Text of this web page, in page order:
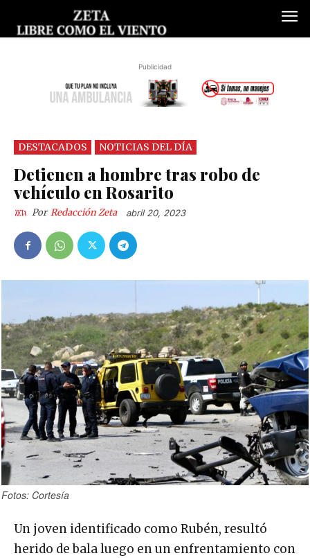
Publicidad
DESTACADOS NOTICIAS DEL DÍA
Detienen a hombre tras robo de
vehículo en Rosarito
Por Redacción Zeta abril 20, 2023
Fotos: Cortesía
Un joven identificado como Rubén, resultó
herido de bala luego en un enfrentamiento con